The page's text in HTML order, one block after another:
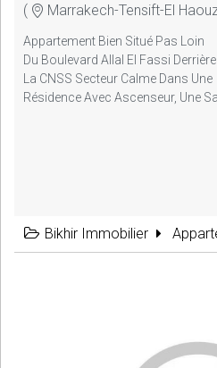
( Marrakech-Tensift-El
Appartement Bien Situé Pas Loin
Du Boulevard Allal El Fassi Derrière
La CNSS Secteur Calme Dans Une
Résidence Avec Ascenseur, Une
Bikhir Immobilier